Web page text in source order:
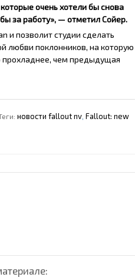
очень хотели бы снова
за работу», — отметил Сойер.
и позволит студии сделать
любви поклонников, на которую
прохладнее, чем предыдущая
: новости fallout nv Fallout: new